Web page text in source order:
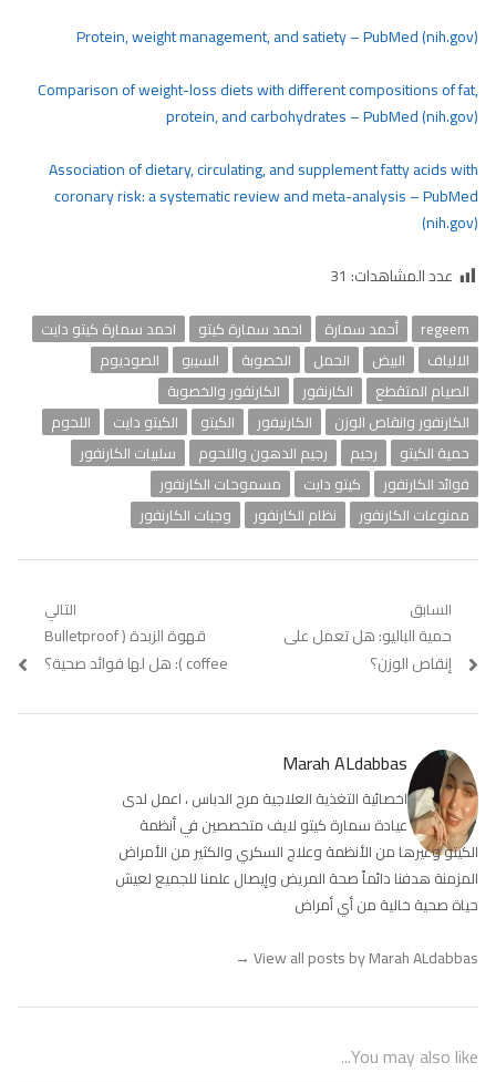
Protein, weight management, and satiety – PubMed (nih.gov)
Comparison of weight-loss diets with different compositions of fat,
protein, and carbohydrates – PubMed (nih.gov)
Association of dietary, circulating, and supplement fatty acids with
coronary risk: a systematic review and meta-analysis – PubMed
(nih.gov)
عدد المشاهدات: 31
regeem أحمد سمارة احمد سمارة كيتو
احمد سمارة كيتو دايت
الالياف
البيض الحمل الخصوبة السيبو
الصوديوم
الصيام المتقطع
الكارنفور
الكارنفور والخصوبة
الكارنفور وانقاص الوزن
الكارنيفور الكيتو الكيتو دايت
اللحوم
حمية الكيتو
رجيم رجيم الدهون واللحوم
سلبيات الكارنفور
فوائد الكارنفور
كيتو دايت
مسموحات الكارنفور
ممنوعات الكارنفور
نظام الكارنفور وجبات الكارنفور
تصفّح
المقالات
السابق
Previous
post:
حمية الباليو: هل تعمل على
إنقاص الوزن؟
التالي
Next
post:
قهوة الزبدة ( Bulletproof
coffee ): هل لها فوائد صحية؟
Marah ALdabbas
اخصائية التغذية العلاجية مرح الدباس ، اعمل لدى
عيادة سمارة كيتو لايف متخصصين في أنظمة
الكيتو وغيرها من الأنظمة وعلاج السكري والكثير من الأمراض
المزمنة هدفنا دائماً صحة المريض وإيصال علمنا للجميع لعيش
حياة صحية خالية من أي أمراض
View all posts by Marah ALdabbas
→
You may also like...